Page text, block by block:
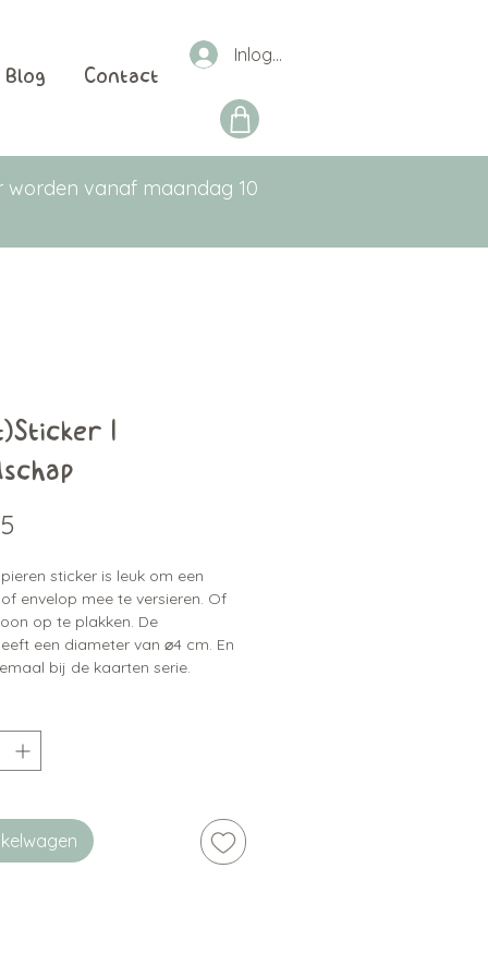
Blog Contact
Inloggen
worden vanaf maandag 10
|
sticker is leuk om een
envelop mee te versieren. Of
op te plakken. De
een diameter van ⌀4 cm. En
bij de kaarten serie.